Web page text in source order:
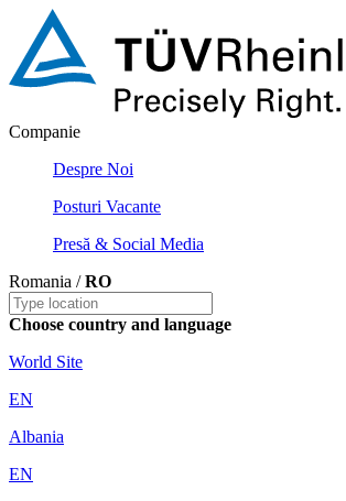
Companie
Despre Noi
Posturi Vacante
Presă & Social Media
Romania /RO
Choose country and language
World Site
EN
Albania
EN